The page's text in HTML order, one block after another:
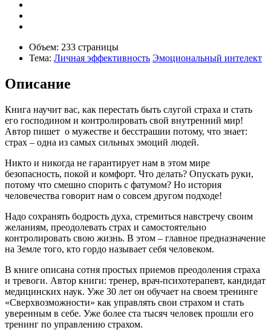
Объем: 233 страницы
Тема: Личная эффективность Эмоциональный интелект
Описание
Книга научит вас, как перестать быть слугой страха и стать
его господином и контролировать свой внутренний мир!
Автор пишет о мужестве и бесстрашии потому, что знает:
страх – одна из самых сильных эмоций людей.
Никто и никогда не гарантирует нам в этом мире
безопасность, покой и комфорт. Что делать? Опускать руки,
потому что смешно спорить с фатумом? Но история
человечества говорит нам о совсем другом подходе!
Надо сохранять бодрость духа, стремиться навстречу своим
желаниям, преодолевать страх и самостоятельно
контролировать свою жизнь. В этом – главное предназначение
на Земле того, кто гордо называет себя человеком.
В книге описана сотня простых приемов преодоления страха
и тревоги. Автор книги: тренер, врач-психотерапевт, кандидат
медицинских наук. Уже 30 лет он обучает на своем тренинге
«Сверхвозможности» как управлять свои страхом и стать
уверенным в себе. Уже более ста тысяч человек прошли его
тренинг по управлению страхом.